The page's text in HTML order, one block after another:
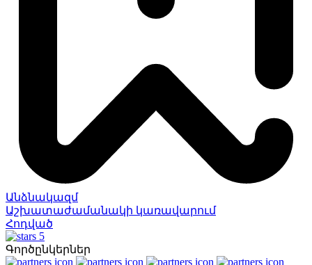
Անձնակազմ
Աշխատաժամանակի կառավարում
Հոդված
5
Գործընկերներ